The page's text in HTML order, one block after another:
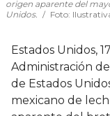
origen aparente del
Unidos.
Foto:
Estados Unidos,
Administración
de Estados
mexicano de